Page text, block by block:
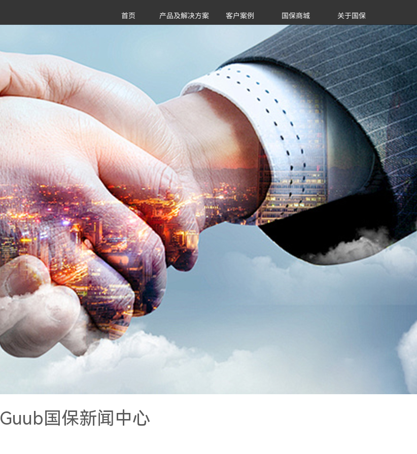
首页 产品及解决方案 客户案例 国保商城 关于国保
Guub国保新闻中心